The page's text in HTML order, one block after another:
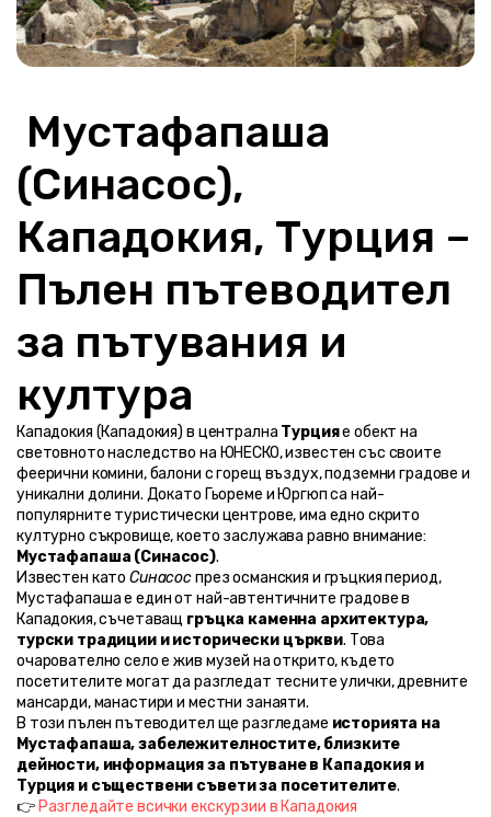
(Синасос),
Кападокия, Турция –
Пълен пътеводител
за пътувания и
култура
Кападокия (Кападокия) в централна Турция е обект на
световното наследство на ЮНЕСКО, известен със своите
феерични комини, балони с горещ въздух, подземни градове и
уникални долини. Докато Гьореме и Юргюп са най-
популярните туристически центрове, има едно скрито
Мустафапаша (Синасос).
Известен като Синасос през османския и гръцкия период,
Мустафапаша е един от най-автентичните градове в
Кападокия, съчетаващ гръцка каменна архитектура,
турски традиции и исторически църкви. Това
очарователно село е жив музей на открито, където
посетителите могат да разгледат тесните улички, древните
мансарди, манастири и местни занаяти.
В този пълен пътеводител ще разгледаме историята на
Мустафапаша, забележителностите, близките
дейности, информация за пътуване в Кападокия и
Турция и съществени съвети за посетителите.
👉 Разгледайте всички екскурзии в Кападокия